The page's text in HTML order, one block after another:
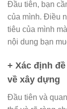
Đầu tiên, bạn
của mình. Điều
tiêu của mình
nội dung bạn
+ Xác định
về xây dựng
Đầu tiên và